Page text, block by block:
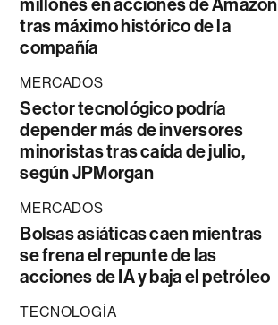
millones en acciones de Amazon
tras máximo histórico de la
compañía
MERCADOS
Sector tecnológico podría
depender más de inversores
minoristas tras caída de julio,
según JPMorgan
MERCADOS
Bolsas asiáticas caen mientras
se frena el repunte de las
acciones de IA y baja el petróleo
TECNOLOGÍA